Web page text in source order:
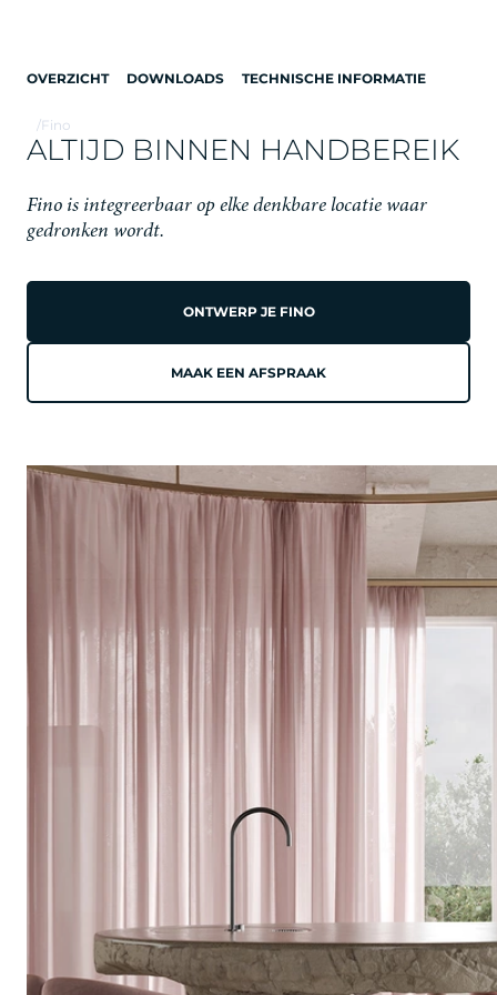
OVERZICHT DOWNLOADS TECHNISCHE INFORMATIE
/Fino
DE ESSENTIE VAN
DORSTLESSEN
een geavanceerde dorstlesser die moeiteloos voorziet in al je
waterbehoeften. Zijn design overtreft de standaard en
integreert naadloos in alle B2B- en B2C-omgevingen.
Recent werd Fino bekroond met de IF Design Award
, een
erkenning voor zijn innovatieve ontwerp en functionaliteit.
ALTIJD BINNEN HANDBEREIK
Fino is integreerbaar op elke denkbare locatie waar
gedronken wordt.
ONTWERP JE FINO
MAAK EEN AFSPRAAK